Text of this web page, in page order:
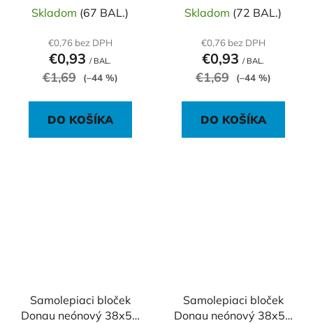
Skladom (67 BAL.)
€0,76 bez DPH
€0,93 / BAL.
€1,69 (–44 %)
DO KOŠÍKA
Skladom (72 BAL.)
€0,76 bez DPH
€0,93 / BAL.
€1,69 (–44 %)
DO KOŠÍKA
Samolepiaci bloček
Donau neónový 38x51
Samolepiaci bloček
Donau neónový 38x51